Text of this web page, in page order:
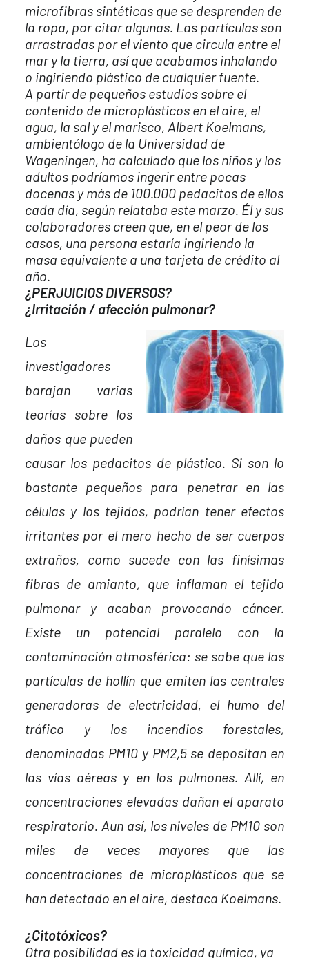
microfibras sintéticas que se desprenden de
la ropa, por citar algunas. Las partículas son
arrastradas por el viento que circula entre el
mar y la tierra, así que acabamos inhalando
o ingiriendo plástico de cualquier fuente.
A partir de pequeños estudios sobre el
contenido de microplásticos en el aire, el
agua, la sal y el marisco, Albert Koelmans,
ambientólogo de la Universidad de
Wageningen, ha calculado que los niños y los
adultos podríamos ingerir entre pocas
docenas y más de 100.000 pedacitos de ellos
cada día, según relataba este marzo. Él y sus
colaboradores creen que, en el peor de los
casos, una persona estaría ingiriendo la
masa equivalente a una tarjeta de crédito al
año.
¿PERJUICIOS DIVERSOS?
¿Irritación / afección pulmonar?
Los
investigadores
barajan varias
teorías sobre los
daños que pueden
causar los pedacitos de plástico. Si son lo
bastante pequeños para penetrar en las
células y los tejidos, podrían tener efectos
irritantes por el mero hecho de ser cuerpos
extraños, como sucede con las finísimas
fibras de amianto, que inflaman el tejido
pulmonar y acaban provocando cáncer.
Existe un potencial paralelo con la
contaminación atmosférica: se sabe que las
partículas de hollín que emiten las centrales
generadoras de electricidad, el humo del
tráfico y los incendios forestales,
denominadas PM10 y PM2,5 se depositan en
las vías aéreas y en los pulmones. Allí, en
concentraciones elevadas dañan el aparato
respiratorio. Aun así, los niveles de PM10 son
miles de veces mayores que las
concentraciones de microplásticos que se
han detectado en el aire, destaca Koelmans.
¿Citotóxicos?
Otra posibilidad es la toxicidad química, ya